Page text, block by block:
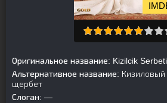
Оригинальное название: Kizilcik Serbeti
Альтернативное название:
щербет
Слоган: —